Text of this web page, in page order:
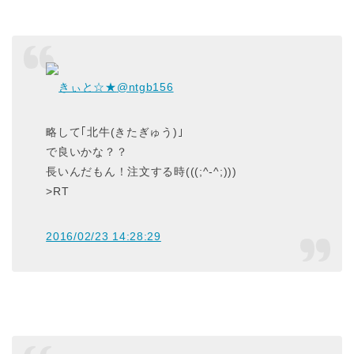
きぃと☆★@ntgb156
略して｢北牛(きたぎゅう)｣
で良いかな？？
長いんだもん！注文する時(((;^-^;)))
>RT
2016/02/23 14:28:29